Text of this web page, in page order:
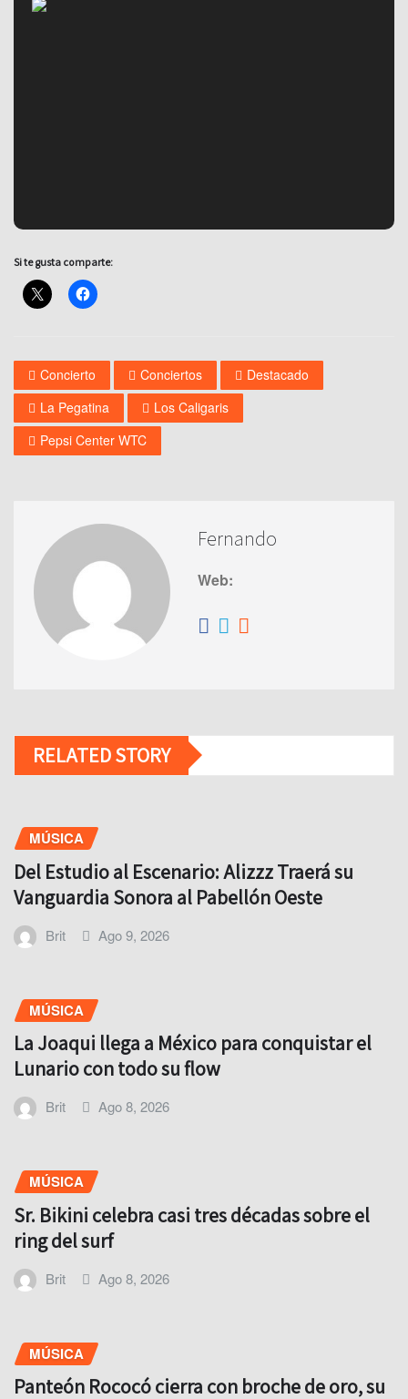
Si te gusta comparte:
Concierto Conciertos
Destacado
La Pegatina
Los Caligaris
Pepsi Center WTC
Fernando
Web:
RELATED STORY
MÚSICA
Del Estudio al Escenario: Alizzz Traerá su
Vanguardia Sonora al Pabellón Oeste
Brit Ago 9, 2026
MÚSICA
La Joaqui llega a México para conquistar el
Lunario con todo su flow
Brit Ago 8, 2026
MÚSICA
Sr. Bikini celebra casi tres décadas sobre el
ring del surf
Brit Ago 8, 2026
MÚSICA
Panteón Rococó cierra con broche de oro, su